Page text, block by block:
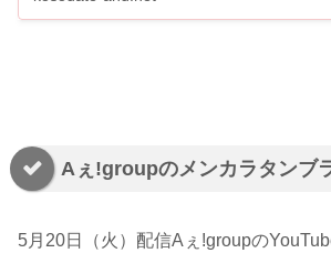
Aぇǃgroupのメンカラタンブ
5月20日（火）配信Aぇǃgroupの